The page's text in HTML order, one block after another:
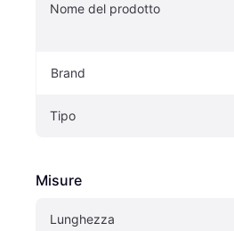
Nome del prodotto
Brand
Tipo
Misure
Lunghezza